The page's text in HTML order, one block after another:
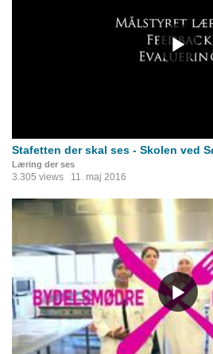
Stafetten der skal ses - Skolen ved
Læring der ses
3.305 views 11. maj 2016